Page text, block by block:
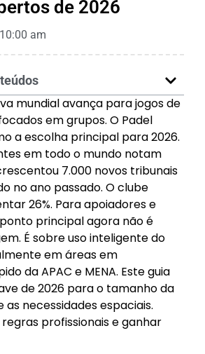
de 2026
10:00 am
mundial avança para jogos de
em grupos. O Padel
a escolha principal para 2026.
em todo o mundo notam
7.000 novos tribunais
no ano passado. O clube
26%. Para apoiadores e
principal agora não é
É sobre uso inteligente do
em áreas em
da APAC e MENA. Este guia
de 2026 para o tamanho da
necessidades espaciais.
profissionais e ganhar